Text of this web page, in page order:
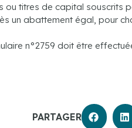
titres de capital souscrits
un abattement égal,
n°2759 doit être
PARTAGER